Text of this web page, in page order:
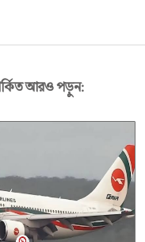
আরও পড়ুন: